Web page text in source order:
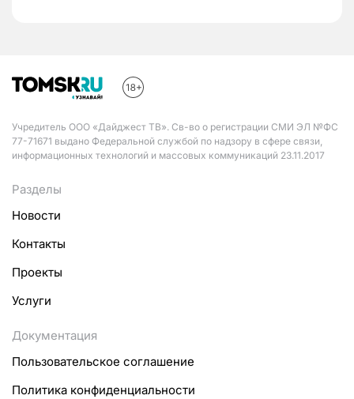
Учредитель ООО «Дайджест ТВ». Св-во о регистрации СМИ ЭЛ №ФС
77-71671 выдано Федеральной службой по надзору в сфере связи,
информационных технологий и массовых коммуникаций 23.11.2017
Разделы
Новости
Контакты
Проекты
Услуги
Документация
Пользовательское соглашение
Политика конфиденциальности